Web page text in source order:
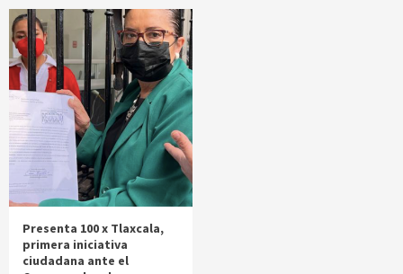
Presenta 100 x Tlaxcala,
primera iniciativa
ciudadana ante el